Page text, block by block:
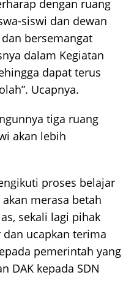
dengan ruang
siswi dan dewan
bersemangat
dalam Kegiatan
dapat terus
Ucapnya.
tiga ruang
akan lebih
proses belajar
merasa betah
sekali lagi pihak
ucapkan terima
pemerintah yang
DAK kepada SDN